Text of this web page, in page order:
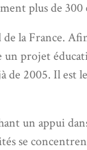
plus de 300
la France.
projet
de 2005. Il
un appui
se